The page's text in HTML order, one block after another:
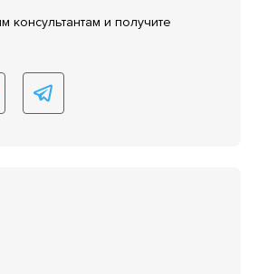
консультантам и получите